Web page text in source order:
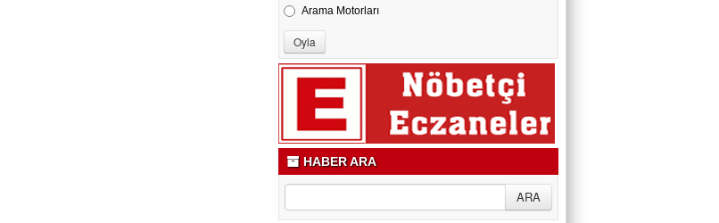
Arama Motorları
HABER ARA